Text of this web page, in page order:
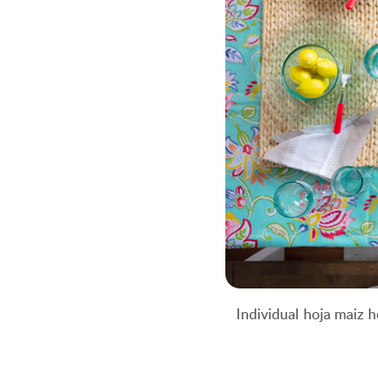
Individual hoja maiz